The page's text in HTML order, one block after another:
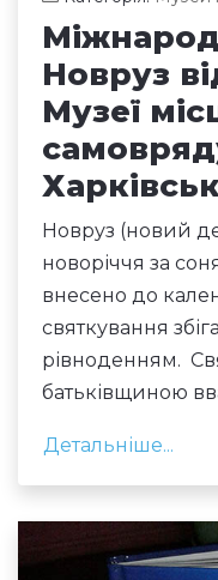
Новруз
Музеї
Новруз (новий
новоріччя за
внесено до
святкування
рівноденням.
батьківщиною
Детальніше...